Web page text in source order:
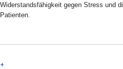
Widerstandsfähigkeit gegen Stress und
Patienten.
+